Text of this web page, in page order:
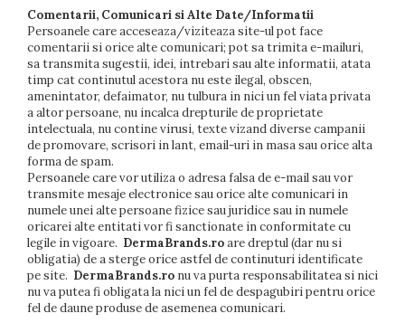
Comentarii, Comunicari si Alte Date/Informatii
Persoanele care acceseaza/viziteaza site-ul pot face
comentarii si orice alte comunicari; pot sa trimita e-mailuri,
sa transmita sugestii, idei, intrebari sau alte informatii, atata
timp cat continutul acestora nu este ilegal, obscen,
amenintator, defaimator, nu tulbura in nici un fel viata privata
a altor persoane, nu incalca drepturile de proprietate
intelectuala, nu contine virusi, texte vizand diverse campanii
de promovare, scrisori in lant, email-uri in masa sau orice alta
forma de spam.
Persoanele care vor utiliza o adresa falsa de e-mail sau vor
transmite mesaje electronice sau orice alte comunicari in
numele unei alte persoane fizice sau juridice sau in numele
oricarei alte entitati vor fi sanctionate in conformitate cu
legile in vigoare. DermaBrands.roare dreptul (dar nu si
obligatia) de a sterge orice astfel de continuturi identificate
pe site. DermaBrands.ro nu va purta responsabilitatea si nici
nu va putea fi obligata la nici un fel de despagubiri pentru orice
fel de daune produse de asemenea comunicari.